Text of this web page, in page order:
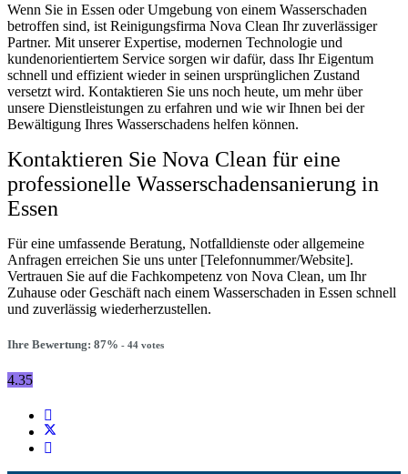
Wenn Sie in Essen oder Umgebung von einem Wasserschaden
betroffen sind, ist Reinigungsfirma Nova Clean Ihr zuverlässiger
Partner. Mit unserer Expertise, modernen Technologie und
kundenorientiertem Service sorgen wir dafür, dass Ihr Eigentum
schnell und effizient wieder in seinen ursprünglichen Zustand
versetzt wird. Kontaktieren Sie uns noch heute, um mehr über
unsere Dienstleistungen zu erfahren und wie wir Ihnen bei der
Bewältigung Ihres Wasserschadens helfen können.
Kontaktieren Sie Nova Clean für eine
professionelle Wasserschadensanierung in
Essen
Für eine umfassende Beratung, Notfalldienste oder allgemeine
Anfragen erreichen Sie uns unter [Telefonnummer/Website].
Vertrauen Sie auf die Fachkompetenz von Nova Clean, um Ihr
Zuhause oder Geschäft nach einem Wasserschaden in Essen schnell
und zuverlässig wiederherzustellen.
Ihre Bewertung: 87% - 44 votes
4.35